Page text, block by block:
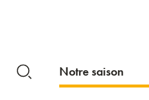
Notre saison